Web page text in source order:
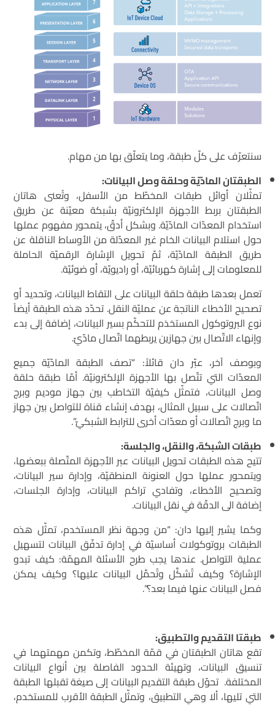
سنتعرّف على كلّ طبقة، وما يتعلّق بها من مهام.
الطبقتان المادّيّة وحلقة وصل البيانات:
تمثّلان أوائل طبقات المخطّط من الأسفل، وتُعنى هاتان
الطبقتان بربط الأجهزة الإلكترونيّة بشبكة معيّنة عن طريق
استخدام المعدّات المادّيّة. وبشكل أدقّ، يتمحور مفهوم عملها
حول استلام البيانات الخام غير المعدّلة من الأوساط الناقلة عن
طريق الطبقة المادّيّة، ثمّ تحويل الإشارة الرقميّة الحاملة
للمعلومات إلى إشارة كهربائيّة، أو راديويّة، أو ضوئيّة.
تعمل بعدها طبقة حلقة البيانات على التقاط البيانات، وتحديد أو
تصحيح الأخطاء الناتجة عن عمليّة النقل. تحدّد هذه الطبقة أيضاً
نوع البروتوكول المستخدَم للتحكّم بسير البيانات، إضافة إلى بدء
وإنهاء الاتّصال بين جهازين يربطهما اتّصال مادّيّ.
وبوصف آخر، عبّر دان قائلاً: “تصف الطبقة المادّيّة جميع
المعدّات التي تتّصل بها الأجهزة الإلكترونيّة. أمّا طبقة حلقة
وصل البيانات، فتمثّل كيفيّة التخاطب بين جهاز موديم وبرج
اتّصالات على سبيل المثال، بهدف إنشاء قناة للتواصل بين جهاز
ما وبرج اتّصالات أو معدّات أخرى للترابط الشبكيّ”.
طبقات الشبكة، والنقل، والجلسة:
تتيح هذه الطبقات تحويل البيانات عبر الأجهزة المتّصلة ببعضها،
ويتمحور عملها حول العنونة المنطقيّة، وإدارة سير البيانات،
وتصحيح الأخطاء، وتفادي تراكم البيانات، وإدارة الجلسات،
إضافة الى الدقّة في نقل البيانات.
وكما يشير إليها دان: “من وجهة نظر المستخدم، تمثّل هذه
الطبقات بروتوكولات أساسيّة في إدارة تدفّق البيانات لتسهيل
عملية التواصل. عندها يجب طرح الأسئلة المهمّة: كيف تبدو
الإشارة؟ وكيف تُشكَّل وتُحمَّل البيانات عليها؟ وكيف يمكن
فصل البيانات عنها فيما بعد؟”.
طبقتا التقديم والتطبيق:
تقع هاتان الطبقتان في قمّة المخطّط، وتكمن مهمتهما في
تنسيق البيانات، وتهيئة الحدود الفاصلة بين أنواع البيانات
المختلفة. تحوّل طبقة التقديم البيانات إلى صيغة تقبلها الطبقة
التي تليها، ألا وهي التطبيق، وتمثّل الطبقة الأقرب للمستخدم،